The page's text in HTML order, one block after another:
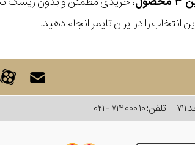
انتخاب را در ایران تایمر انجام دهید.
تلفن:۰۲۱ - ۷۱۴ ۰۰۰ ۱۰